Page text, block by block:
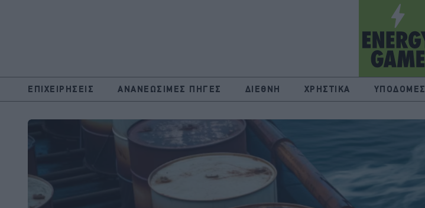
ΕΠΙΧΕΙΡΗΣΕΙΣ ΑΝΑΝΕΩΣΙΜΕΣ ΠΗΓΕΣ ΔΙΕΘΝΗ ΧΡΗΣΤΙΚΑ ΥΠΟΔΟΜΕΣ